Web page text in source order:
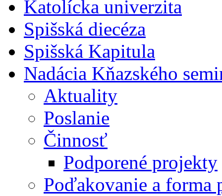
Katolícka univerzita
Spišská diecéza
Spišská Kapitula
Nadácia Kňazského
Aktuality
Poslanie
Činnosť
Podporené projekty
Poďakovanie a forma